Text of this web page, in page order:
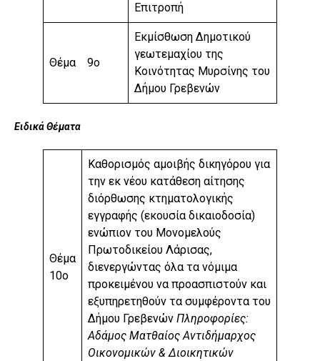
Επιτροπή
Θέμα 9ο
Εκμίσθωση Δημοτικού
γεωτεμαχίου της
Κοινότητας Μυρσίνης του
Δήμου Γρεβενών
Ειδικά Θέματα
Θέμα
10ο
Καθορισμός αμοιβής δικηγόρου για
την εκ νέου κατάθεση αίτησης
διόρθωσης κτηματολογικής
εγγραφής (εκουσία δικαιοδοσία)
ενώπιον του Μονομελούς
Πρωτοδικείου Λάρισας,
διενεργώντας όλα τα νόμιμα
προκειμένου να προασπιστούν και
εξυπηρετηθούν τα συμφέροντα του
Δήμου Γρεβενών Πληροφορίες:
Αδάμος Ματθαίος Αντιδήμαρχος
Οικονομικών & Διοικητικών